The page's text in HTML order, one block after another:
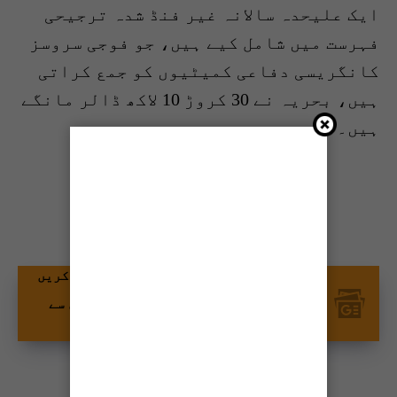
ایک علیحدہ سالانہ غیر فنڈ شدہ ترجیحی
فہرست میں شامل کیے ہیں، جو فوجی سروسز
کانگریسی دفاعی کمیٹیوں کو جمع کراتی
ہیں، بحریہ نے 30 کروڑ 10 لاکھ ڈالر مانگے
ہیں۔
گوگل نیوز پر ٹائمز آف کراچی کو فالو کریں
اور اپنی پسندیدہ مواد کو زیادہ تیزی سے